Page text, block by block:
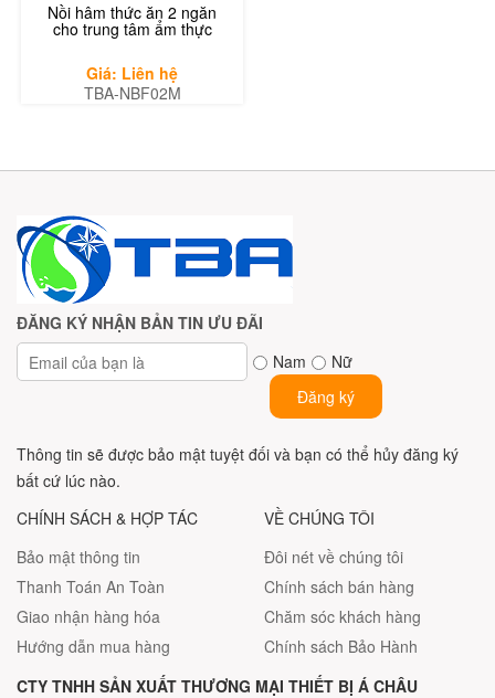
Nồi hâm thức ăn 2 ngăn
cho trung tâm ẩm thực
Giá: Liên hệ
TBA-NBF02M
ĐĂNG KÝ NHẬN BẢN TIN ƯU ĐÃI
Nam
Nữ
Đăng ký
Thông tin sẽ được bảo mật tuyệt đối và bạn có thể hủy đăng ký
bất cứ lúc nào.
CHÍNH SÁCH & HỢP TÁC
Bảo mật thông tin
Thanh Toán An Toàn
Giao nhận hàng hóa
Hướng dẫn mua hàng
VỀ CHÚNG TÔI
Đôi nét về chúng tôi
Chính sách bán hàng
Chăm sóc khách hàng
Chính sách Bảo Hành
CTY TNHH SẢN XUẤT THƯƠNG MẠI THIẾT BỊ Á CHÂU